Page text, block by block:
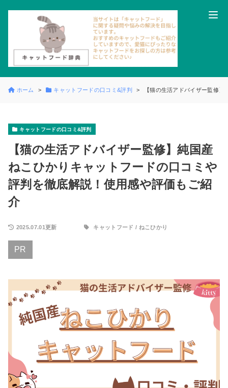
ホーム キャットフードの口コミ&評判 【猫の生活アドバイザー監修
キャットフードの口コミ&評判
【猫の生活アドバイザー監修】純国産
ねこひかりキャットフードの口コミや
評判を徹底解説！使用感や評価もご紹
介
2025.07.01更新 キャットフード / ねこひかり
PR